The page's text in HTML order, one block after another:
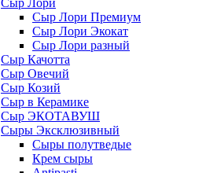
Сыр Лори
Сыр Лори Премиум
Сыр Лори Экокат
Сыр Лори разный
Сыр Качотта
Сыр Овечий
Сыр Козий
Сыр в Керамике
Сыр ЭКОТАВУШ
Сыры Эксклюзивный
Сыры полутведые
Крем сыры